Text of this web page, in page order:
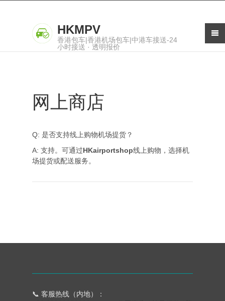
HKMPV
香港包车|香港机场包车|中港车接送-24
小时接送 · 透明报价
网上商店
Q: 是否支持线上购物机场提货？
A: 支持。可通过HKairportshop线上购物，选择机
场提货或配送服务。
📞 客服热线（内地）：